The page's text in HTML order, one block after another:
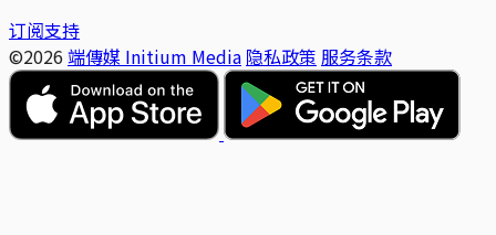
订阅支持
©2026 端傳媒 Initium Media 隐私政策 服务条款